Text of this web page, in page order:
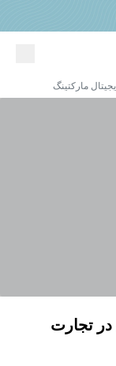
مارکتینگ
تجارت